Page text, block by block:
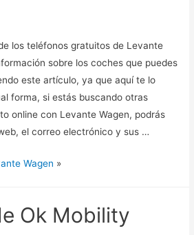
los teléfonos gratuitos de Levante
sobre los coches que puedes
este artículo, ya que aquí te lo
forma, si estás buscando otras
online con Levante Wagen, podrás
el correo electrónico y sus …
Wagen »
Ok Mobility